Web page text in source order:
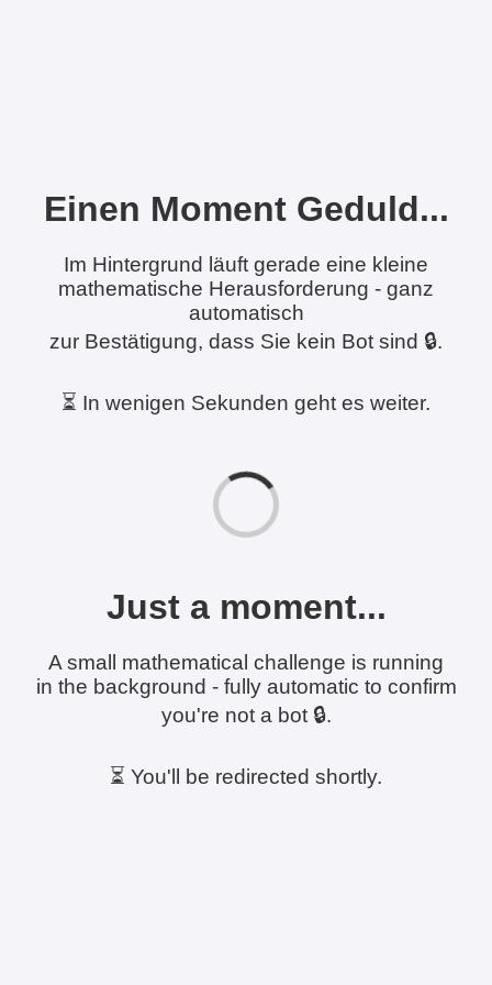
Einen Moment Geduld...
Im Hintergrund läuft gerade eine kleine
mathematische Herausforderung - ganz
automatisch
zur Bestätigung, dass Sie kein Bot sind 🔒.
⏳ In wenigen Sekunden geht es weiter.
Just a moment...
A small mathematical challenge is running
in the background - fully automatic to confirm
you're not a bot 🔒.
⏳ You'll be redirected shortly.